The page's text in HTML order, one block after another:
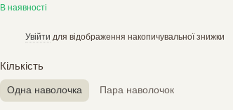
В наявності
Увійти для відображення накопичувальної знижки
Кількість
Одна наволочка Пара наволочок